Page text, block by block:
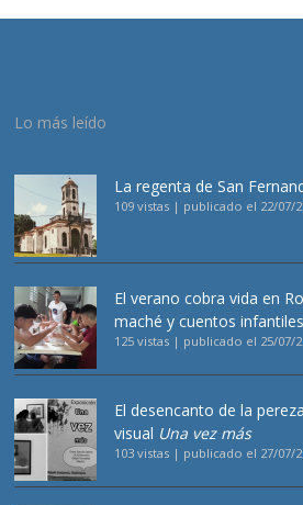
Lo más leído
La regenta de San
109 vistas | publicado el 22/07/
El verano cobra vida en
maché y cuentos infantiles
125 vistas | publicado el 25/07/
El desencanto de la
visual Una vez más
103 vistas | publicado el 27/07/